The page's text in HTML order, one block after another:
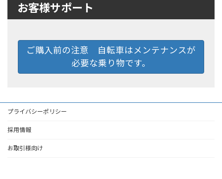
お客様サポート
ご購入前の注意 自転車はメンテナンスが
必要な乗り物です。
プライバシーポリシー
採用情報
お取引様向け